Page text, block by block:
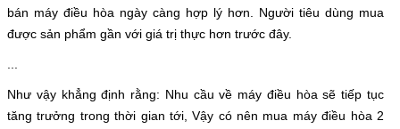
bán máy điều hòa ngày càng hợp lý hơn. Người tiêu dùng mua
được sản phẩm gần với giá trị thực hơn trước đây.
Như vậy khẳng định rằng: Nhu cầu về máy điều hòa sẽ tiếp tục
tăng trưởng trong thời gian tới, Vậy có nên mua máy điều hòa 2